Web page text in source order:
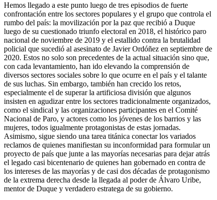
Hemos llegado a este punto luego de tres episodios de fuerte
confrontación entre los sectores populares y el grupo que controla el
rumbo del país: la movilización por la paz que recibió a Duque
luego de su cuestionado triunfo electoral en 2018, el histórico paro
nacional de noviembre de 2019 y el estallido contra la brutalidad
policial que sucedió al asesinato de Javier Ordóñez en septiembre de
2020. Estos no solo son precedentes de la actual situación sino que,
con cada levantamiento, han ido elevando la comprensión de
diversos sectores sociales sobre lo que ocurre en el país y el talante
de sus luchas. Sin embargo, también han crecido los retos,
especialmente el de superar la artificiosa división que algunos
insisten en agudizar entre los sectores tradicionalmente organizados,
como el sindical y las organizaciones participantes en el Comité
Nacional de Paro, y actores como los jóvenes de los barrios y las
mujeres, todos igualmente protagonistas de estas jornadas.
Asimismo, sigue siendo una tarea titánica conectar los variados
reclamos de quienes manifiestan su inconformidad para formular un
proyecto de país que junte a las mayorías necesarias para dejar atrás
el legado casi bicentenario de quienes han gobernado en contra de
los intereses de las mayorías y de casi dos décadas de protagonismo
de la extrema derecha desde la llegada al poder de Álvaro Uribe,
mentor de Duque y verdadero estratega de su gobierno.